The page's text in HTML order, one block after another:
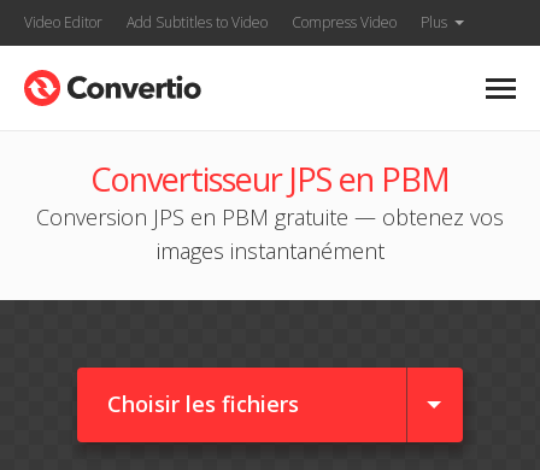
Video Editor Add Subtitles to Video Compress Video Plus
Convertisseur JPS en PBM
Conversion JPS en PBM gratuite — obtenez vos
images instantanément
Choisir les fichiers